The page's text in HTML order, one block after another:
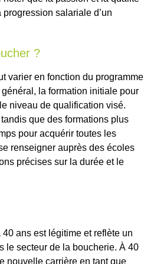
salariale d’un
?
varier en fonction du programme
la formation initiale pour
niveau de qualification visé.
que des formations plus
pour acquérir toutes les
renseigner auprès des écoles
précises sur la durée et le
ans est légitime et reflète un
le secteur de la boucherie. À 40
nouvelle carrière en tant que